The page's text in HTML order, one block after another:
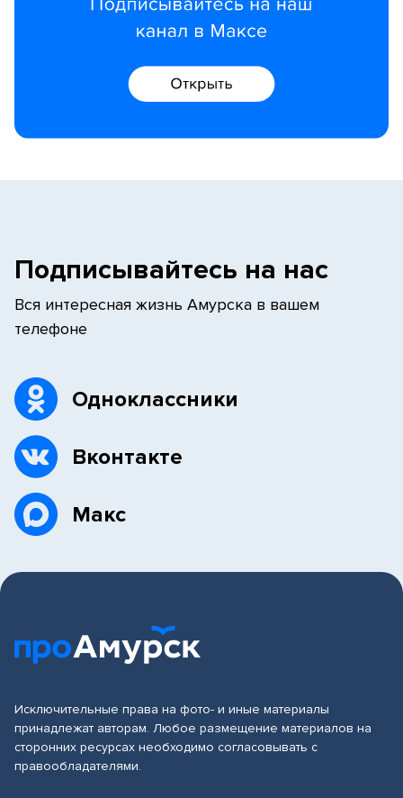
Подписывайтесь на нас
Вся интересная жизнь Амурска в вашем
телефоне
Одноклассники
Вконтакте
Макс
Исключительные права на фото- и иные материалы
принадлежат авторам. Любое размещение материалов на
сторонних ресурсах необходимо согласовывать с
правообладателями.